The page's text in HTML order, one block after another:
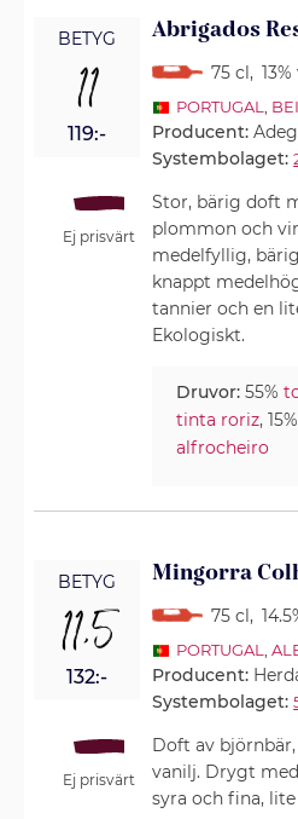
BETYG
11
119:-
Ej prisvärt
Abrigados
75 cl,
PORTUGAL
Producent:
Systembolaget:
Stor, bärig doft
plommon och
medelfyllig,
knappt
tannier och en
Ekologiskt.
Druvor: 55%
tinta roriz,
alfrocheiro
BETYG
11,5
132:-
Ej prisvärt
Mingorra
75 cl,
PORTUGAL
Producent:
Systembolaget:
Doft av
vanilj. Drygt
syra och fina,